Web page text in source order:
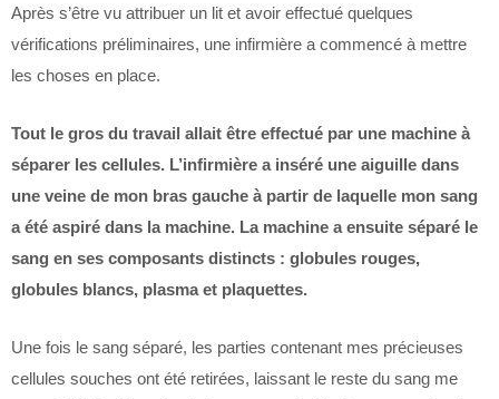
Après s’être vu attribuer un lit et avoir effectué quelques
vérifications préliminaires, une infirmière a commencé à mettre
les choses en place.
Tout le gros du travail allait être effectué par une machine à
séparer les cellules. L’infirmière a inséré une aiguille dans
une veine de mon bras gauche à partir de laquelle mon sang
a été aspiré dans la machine. La machine a ensuite séparé le
sang en ses composants distincts : globules rouges,
globules blancs, plasma et plaquettes.
Une fois le sang séparé, les parties contenant mes précieuses
cellules souches ont été retirées, laissant le reste du sang me